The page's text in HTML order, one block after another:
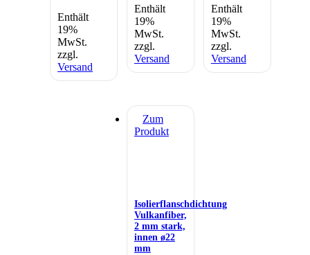
Enthält
19%
MwSt.
zzgl.
Versand
Enthält
19%
MwSt.
zzgl.
Versand
Enthält
19%
MwSt.
zzgl.
Versand
Zum
Produkt
Isolierflanschdichtung
Vulkanfiber,
2 mm stark,
innen ø22
mm